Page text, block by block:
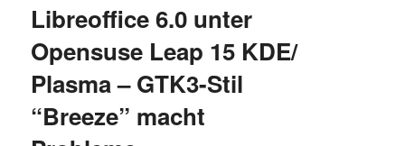
Libreoffice 6.0 unter
Opensuse Leap 15 KDE/
Plasma – GTK3-Stil
“Breeze” macht